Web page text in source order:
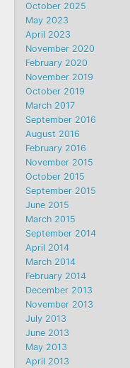
October 2025
May 2023
April 2023
November 2020
February 2020
November 2019
October 2019
March 2017
September 2016
August 2016
February 2016
November 2015
October 2015
September 2015
June 2015
March 2015
September 2014
April 2014
March 2014
February 2014
December 2013
November 2013
July 2013
June 2013
May 2013
April 2013